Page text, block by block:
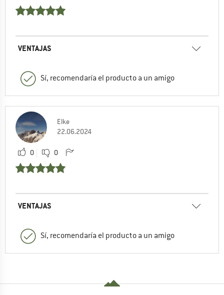
VENTAJAS
Sí, recomendaría el producto a un amigo
Elke
22.06.2024
0 0
VENTAJAS
Sí, recomendaría el producto a un amigo